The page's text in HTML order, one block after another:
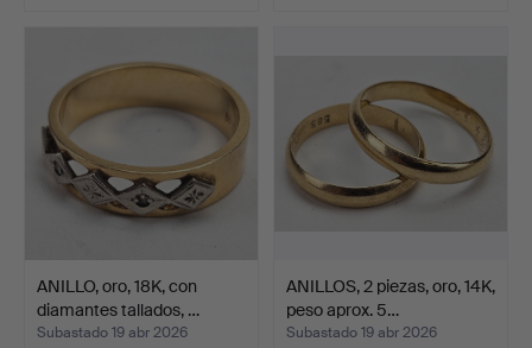
ANILLO, oro, 18K, con
diamantes tallados, …
Subastado 19 abr 2026
ANILLOS, 2 piezas, oro, 14K,
peso aprox. 5…
Subastado 19 abr 2026